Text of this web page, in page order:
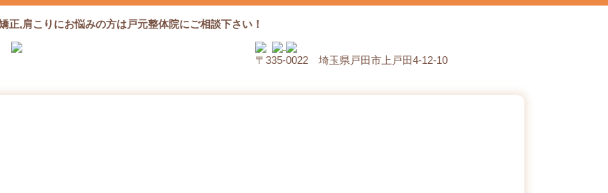
,肩こりにお悩みの方は戸元整体院にご相談下さい！
〒335‐0022 埼玉県戸田市上戸田4-12-10